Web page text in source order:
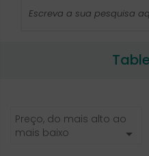
Preço, do mais alto ao
mais baixo
